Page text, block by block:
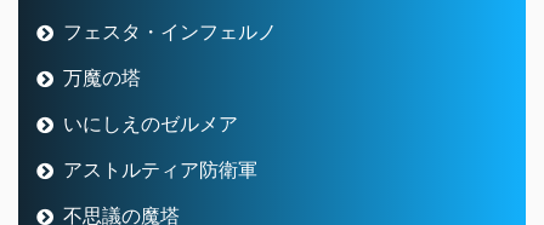
フェスタ・インフェルノ
万魔の塔
いにしえのゼルメア
アストルティア防衛軍
不思議の魔塔